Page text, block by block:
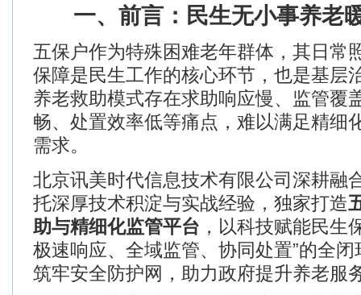
一、前言：民生无小事养老
五保户作为特殊困难老年群体，其日常
保障是民生工作的核心环节，也是基层
养老救助模式存在求助响应慢、监管覆
畅、处置效率低等痛点，难以满足精细
需求。
北京讯美时代信息技术有限公司深耕融
托深厚技术积淀与实战经验，独家打造
助与精细化监管平台 ，以科技赋能民生
极速响应、全域监管、协同处置”的全闭
筑牢安全防护网，助力政府提升养老服